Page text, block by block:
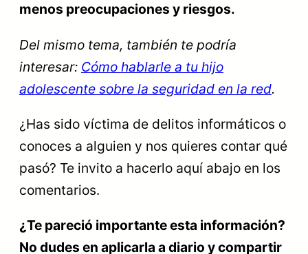
menos preocupaciones y riesgos.
Del mismo tema, también te podría
interesar: Cómo hablarle a tu hijo
adolescente sobre la seguridad en la red.
¿Has sido víctima de delitos informáticos o
conoces a alguien y nos quieres contar qué
pasó? Te invito a hacerlo aquí abajo en los
comentarios.
¿Te pareció importante esta información?
No dudes en aplicarla a diario y compartir